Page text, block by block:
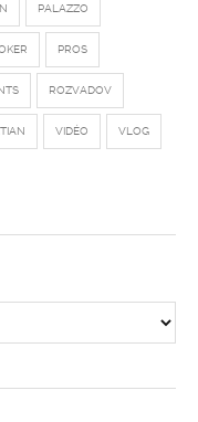
PALAZZO
PROS
ROZVADOV
VIDÉO VLOG